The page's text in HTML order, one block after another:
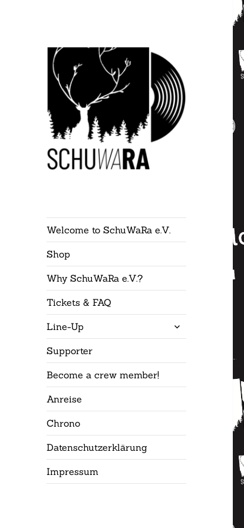
Welcome to SchuWaRa e.V.
Shop
Why SchuWaRa e.V.?
Tickets & FAQ
Line-Up
Supporter
Become a crew member!
Anreise
Chrono
Datenschutzerklärung
Impressum